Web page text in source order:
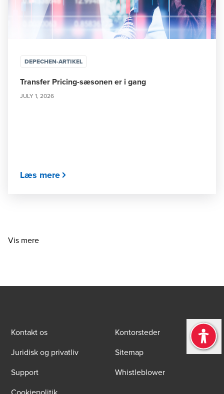
DEPECHEN-ARTIKEL
Transfer Pricing-sæsonen er i gang
JULY 1, 2026
Læs mere
Vis mere
Kontakt os
Kontorsteder
Juridisk og privatliv
Sitemap
Support
Whistleblower